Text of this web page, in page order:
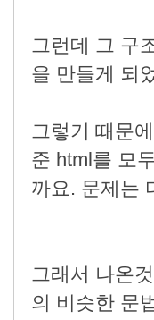
그런데 그 구
을 만들게 되
그렇기 때문
준 html를 모
까요. 문제는
그래서 나온
의 비슷한 문